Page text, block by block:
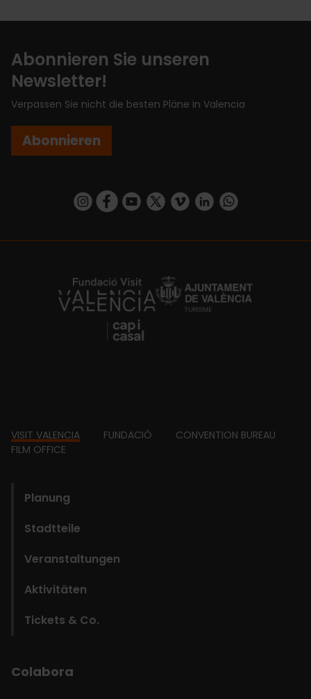
Abonnieren Sie unseren
Newsletter!
Verpassen Sie nicht die besten Pläne in Valencia
Abonnieren
https://www.instagram.com/visit_valencia/
https://www.facebook.com/
https://www.youtube.com/user/
https://twitter.com/_VivaValencia
https://vimeo.com/
https://www.linkedin.com/company/turismo-valencia/https://api.whatsapp.com/send/
https://fundacion.visitvalencia.com/
Footer
VISIT VALENCIA FUNDACIÓ
CONVENTION BUREAU
FILM OFFICE
Planung
Stadtteile
Veranstaltungen
Aktivitäten
Tickets & Co.
Colabora